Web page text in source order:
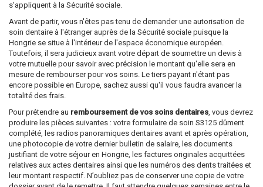
s'appliquent à la Sécurité sociale.
Avant de partir, vous n'êtes pas tenu de demander une autorisation de
soin dentaire à l'étranger auprès de la Sécurité sociale puisque la
Hongrie se situe à l'intérieur de l'espace économique européen.
Toutefois, il sera judicieux avant votre départ de soumettre un devis à
votre mutuelle pour savoir avec précision le montant qu'elle sera en
mesure de rembourser pour vos soins. Le tiers payant n'étant pas
encore possible en Europe, sachez aussi qu'il vous faudra avancer la
totalité des frais.
Pour prétendre au remboursement de vos soins dentaires, vous devrez
produire les pièces suivantes : votre formulaire de soin S3125 dûment
complété, les radios panoramiques dentaires avant et après opération,
une photocopie de votre dernier bulletin de salaire, les documents
justifiant de votre séjour en Hongrie, les factures originales acquittées
relatives aux actes dentaires ainsi que les numéros des dents traitées et
leur montant respectif. N’oubliez pas de conserver une copie de votre